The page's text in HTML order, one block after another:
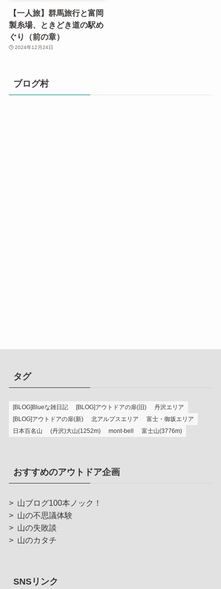
【一人旅】群馬旅行と富岡
製糸場、ときどき道の駅め
ぐり（前の章）
2024年12月24日
ブログ村
タグ
[BLOG]Blueな雑日記 [BLOG]アウトドアの扉(旧)
丹沢エリア
[BLOG]アウトドアの扉(新)
北アルプスエリア
富士・御坂エリア
日本百名山
(丹沢)大山(1252m) mont-bell 富士山(3776m)
おすすめのアウトドア企画
> 山ブログ100本ノック！
> 山の不思議体験
> 山の失敗談
> 山のカタチ
SNSリンク